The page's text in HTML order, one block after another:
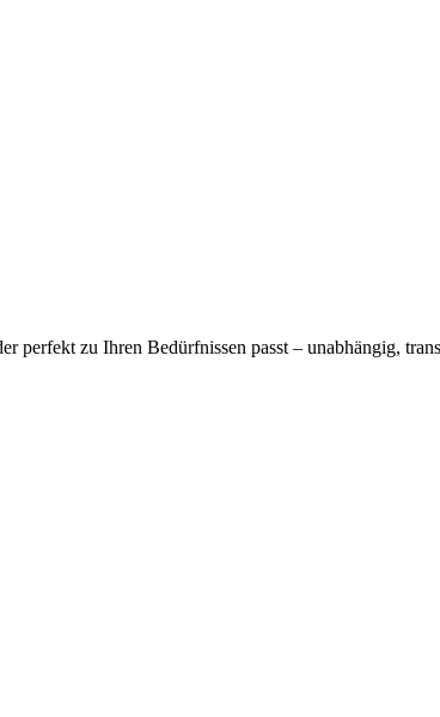
perfekt zu Ihren Bedürfnissen passt – unabhängig,